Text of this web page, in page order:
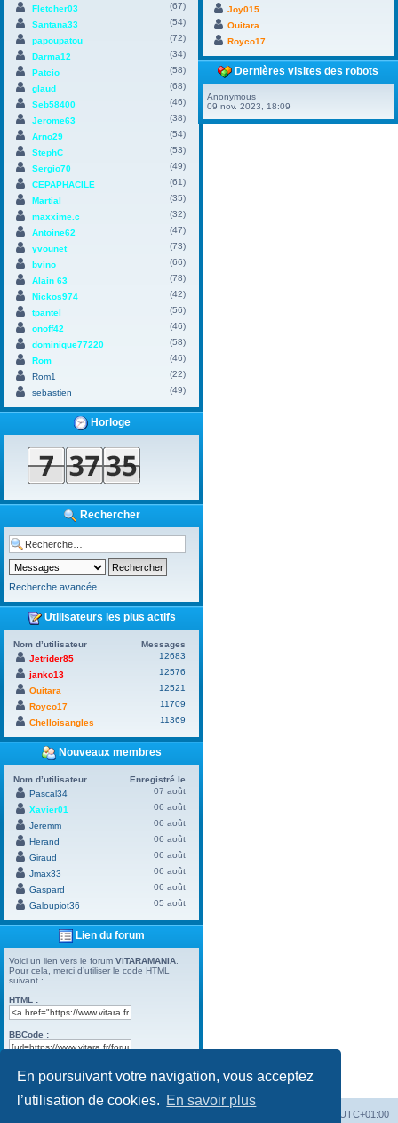
En poursuivant votre navigation, vous acceptez
l’utilisation de cookies. En savoir plus
Fletcher03
(67)
Santana33
(54)
papoupatou
(72)
Darma12
(34)
Patcio
(58)
glaud
(68)
Seb58400
(46)
Jerome63
(38)
Arno29
(54)
StephC
(53)
Sergio70
(49)
CEPAPHACILE
(61)
Martial
(35)
maxxime.c
(32)
Antoine62
(47)
yvounet
(73)
bvino
(66)
Alain 63
(78)
Nickos974
(42)
tpantel
(56)
onoff42
(46)
dominique77220
(58)
Rom
(46)
Rom1
(22)
sebastien
(49)
Horloge
Rechercher
Recherche avancée
Utilisateurs les plus actifs
Nom d’utilisateur
Messages
Jetrider85
12683
janko13
12576
Ouitara
12521
Royco17
11709
Chelloisangles
11369
Nouveaux membres
Nom d’utilisateur
Enregistré le
Pascal34
07 août
Xavier01
06 août
Jeremm
06 août
Herand
06 août
Giraud
06 août
Jmax33
06 août
Gaspard
06 août
Galoupiot36
05 août
Lien du forum
Voici un lien vers le forum VITARAMANIA
Pour cela, merci d’utiliser le code HTML
suivant :
HTML :
BBCode :
Joy015
Ouitara
Royco17
Dernières visites des robots
Anonymous
09 nov. 2023, 18:09
Powered byBoard3 Portal© 2009 - 2023 Board3 Group
UTC+01:00